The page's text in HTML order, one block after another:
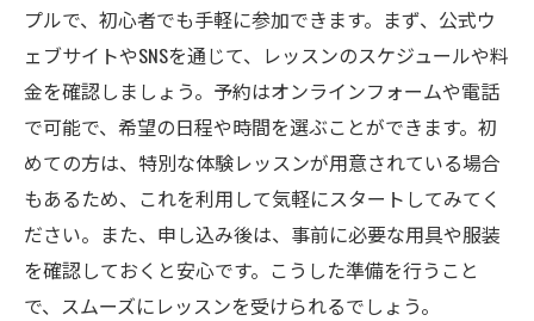
び方
インストラクターとのコミュニケーション
の重要性
楽しく学べるゴルフレッスンの工夫
インストラクターによるモチベーションア
ップの方法
親しみやすいインストラクターが提供する
初心者向けレッスン
プルで、初心者でも手軽に参加できます。まず、公式ウ
ェブサイトやSNSを通じて、レッスンのスケジュールや料
金を確認しましょう。予約はオンラインフォームや電話
で可能で、希望の日程や時間を選ぶことができます。初
めての方は、特別な体験レッスンが用意されている場合
もあるため、これを利用して気軽にスタートしてみてく
ださい。また、申し込み後は、事前に必要な用具や服装
を確認しておくと安心です。こうした準備を行うこと
で、スムーズにレッスンを受けられるでしょう。